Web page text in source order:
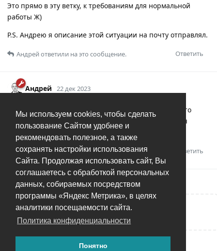
Мы используем cookies, чтобы сделать
пользование Сайтом удобнее и
рекомендовать полезное, а также
сохранять настройки использования
Сайта. Продолжая использовать сайт, Вы
соглашаетесь с обработкой персональных
данных, собираемых посредством
программы «Яндекс Метрика», в целях
аналитики посещаемости сайта.
Политика конфиденциальности
Понятно
Это прямо в эту ветку, к требованиям для нормальной
работы Ж)
P.S. Андрею я описание этой ситуации на почту отправлял.
Ответить
Андрейответили на это сообщение.
Андрей 22 дек 2023
Ashman
Баг, но не такой уж и серьезный - просто
переименуйте его в одной из программ, и последняя
версия имени появится в обеих версиях.
Ответить
Написать ответ...